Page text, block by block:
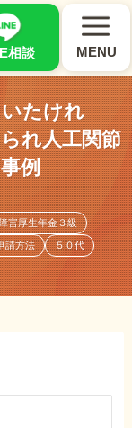
相談 MENU
×
たけれ
れ人工関節
例
害厚生年金３級
請方法 ５０代